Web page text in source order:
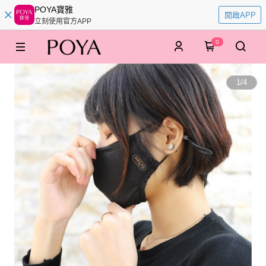
POYA寶雅
立刻使用官方APP
開啟APP
0
1/4